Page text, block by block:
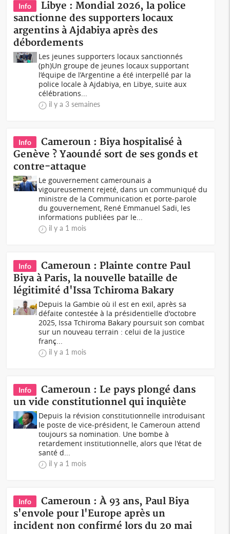
Info
Libye : Mondial 2026, la police
sanctionne des supporters locaux
argentins à Ajdabiya après des
débordements
Les jeunes supporters locaux sanctionnés
(ph)Un groupe de jeunes locaux supportant
l’équipe de l’Argentine a été interpellé par la
police locale à Ajdabiya, en Libye, suite aux
célébrations...
il y a 3 semaines
Info
Cameroun : Biya hospitalisé à
Genève ? Yaoundé sort de ses gonds et
contre-attaque
Le gouvernement camerounais a
vigoureusement rejeté, dans un communiqué du
ministre de la Communication et porte-parole
du gouvernement, René Emmanuel Sadi, les
informations publiées par le...
il y a 1 mois
Info
Cameroun : Plainte contre Paul
Biya à Paris, la nouvelle bataille de
légitimité d'Issa Tchiroma Bakary
Depuis la Gambie où il est en exil, après sa
défaite contestée à la présidentielle d'octobre
2025, Issa Tchiroma Bakary poursuit son combat
sur un nouveau terrain : celui de la justice
franç...
il y a 1 mois
Info
Cameroun : Le pays plongé dans
un vide constitutionnel qui inquiète
Depuis la révision constitutionnelle introduisant
le poste de vice-président, le Cameroun attend
toujours sa nomination. Une bombe à
retardement institutionnelle, alors que l'état de
santé d...
il y a 1 mois
Info
Cameroun : À 93 ans, Paul Biya
s'envole pour l'Europe après un
incident non confirmé lors du 20 mai